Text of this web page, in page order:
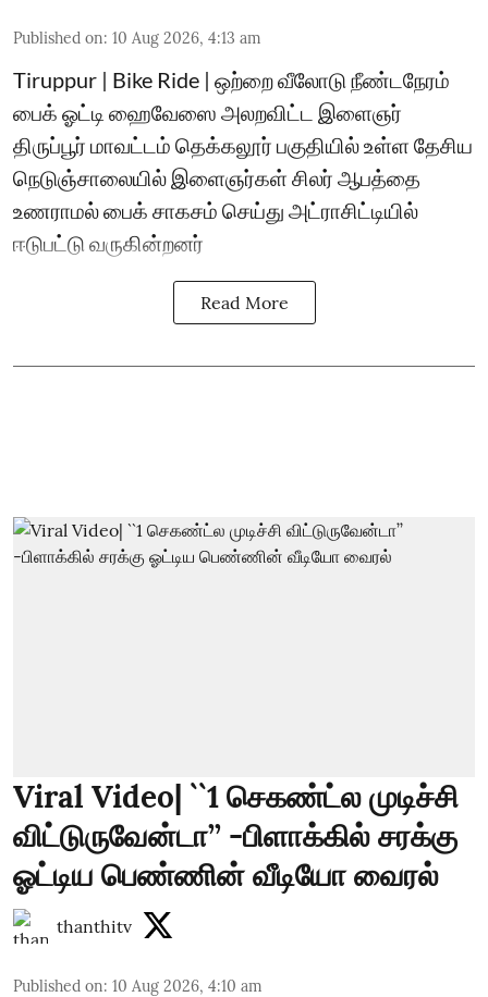
Published on: 10 Aug 2026, 4:13 am
Tiruppur | Bike Ride | ஒற்றை வீலோடு நீண்டநேரம்
பைக் ஓட்டி ஹைவேஸை அலறவிட்ட இளைஞர்
திருப்பூர் மாவட்டம் தெக்கலூர் பகுதியில் உள்ள தேசிய
நெடுஞ்சாலையில் இளைஞர்கள் சிலர் ஆபத்தை
உணராமல் பைக் சாகசம் செய்து அட்ராசிட்டியில்
ஈடுபட்டு வருகின்றனர்
Read More
Viral Video| ``1 செகண்ட்ல முடிச்சி
விட்டுருவேன்டா’’ -பிளாக்கில் சரக்கு
ஓட்டிய பெண்ணின் வீடியோ வைரல்
thanthitv
Published on: 10 Aug 2026, 4:10 am